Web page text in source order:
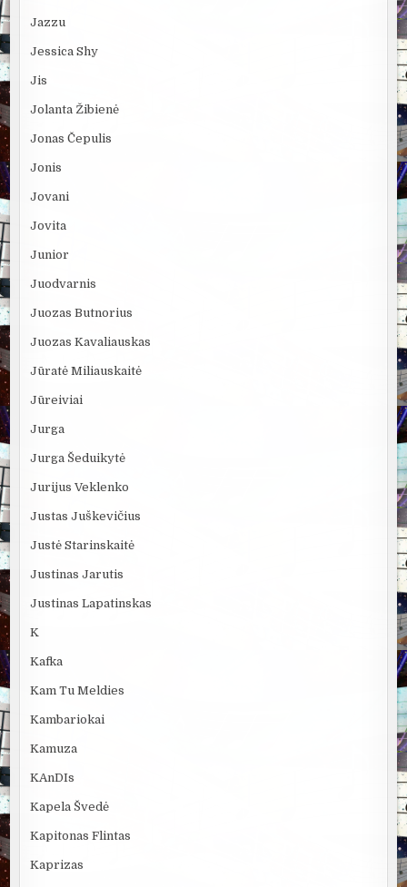
Jazzu
Jessica Shy
Jis
Jolanta Žibienė
Jonas Čepulis
Jonis
Jovani
Jovita
Junior
Juodvarnis
Juozas Butnorius
Juozas Kavaliauskas
Jūratė Miliauskaitė
Jūreiviai
Jurga
Jurga Šeduikytė
Jurijus Veklenko
Justas Juškevičius
Justė Starinskaitė
Justinas Jarutis
Justinas Lapatinskas
K
Kafka
Kam Tu Meldies
Kambariokai
Kamuza
KAnDIs
Kapela Švedė
Kapitonas Flintas
Kaprizas